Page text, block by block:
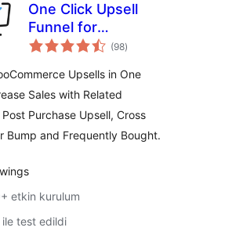
One Click Upsell
Funnel for
Woocommerce
(98toplam
puan
)
Upsells in One
Sales with Related
Purchase Upsell, Cross
Bump and Frequently Bought.
etkin kurulum
test edildi